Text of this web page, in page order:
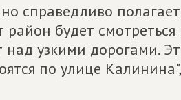
справедливо
район будет
над узкими дорогами.
по улице